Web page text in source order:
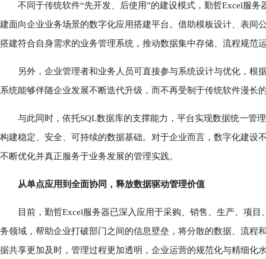
不同于传统软件“先开发、后使用”的建设模式，勤哲Excel服务
建面向企业业务场景的数字化应用搭建平台。借助模板设计、表间
搭建符合自身需求的业务管理系统，推动数据集中存储、流程规范
另外，企业管理者和业务人员可直接参与系统设计与优化，根
系统能够伴随企业发展不断迭代升级，而不再受制于传统软件漫长
与此同时，依托SQL数据库的支撑能力，平台实现数据统一管
构建稳定、安全、可持续的数据基础。对于企业而言，数字化建设
不断优化并真正服务于业务发展的管理实践。
从单点应用到全面协同，释放数据驱动管理价值
目前，勤哲Excel服务器已深入应用于采购、销售、生产、项目
务领域，帮助企业打破部门之间的信息壁垒，将分散的数据、流程
据共享更加及时，管理过程更加透明，企业运营的规范化与精细化